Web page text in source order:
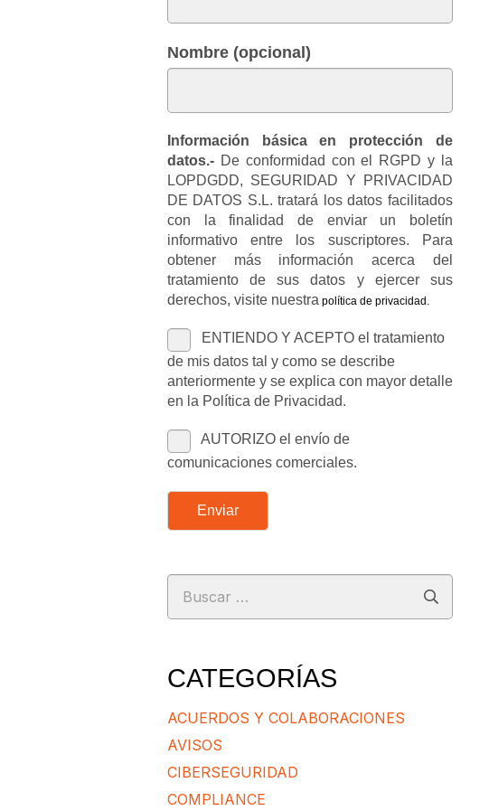
Nombre (opcional)
Información básica en protección de
datos.-De conformidad con el RGPD y la
LOPDGDD, SEGURIDAD Y PRIVACIDAD
DE DATOS S.L. tratará los datos facilitados
con la finalidad de enviar un boletín
informativo entre los suscriptores. Para
obtener más información acerca del
tratamiento de sus datos y ejercer sus
derechos, visite nuestra política de privacidad .
ENTIENDO Y ACEPTO el tratamiento
de mis datos tal y como se describe
anteriormente y se explica con mayor detalle
en la Política de Privacidad.
AUTORIZO el envío de
comunicaciones comerciales.
Enviar
Buscar:
CATEGORÍAS
ACUERDOS Y COLABORACIONES
AVISOS
CIBERSEGURIDAD
COMPLIANCE